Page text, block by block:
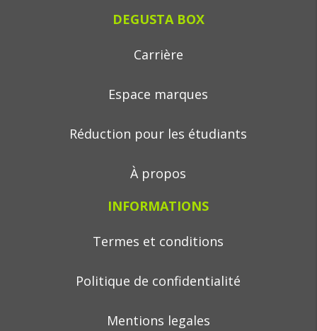
DEGUSTA BOX
Carrière
Espace marques
Réduction pour les étudiants
À propos
INFORMATIONS
Termes et conditions
Politique de confidentialité
Mentions legales